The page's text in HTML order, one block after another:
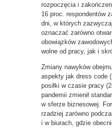
rozpoczęcia i
16 proc. respondentów
dni, w których
oznaczać zarówno
obowiązków
wolne od pracy, jak i
Zmiany nawyków
aspekty jak dress code
posiłki w czasie pracy
pandemii zmienił
w sferze biznesowej.
rzadziej zarówno
i w biurach, gdzie